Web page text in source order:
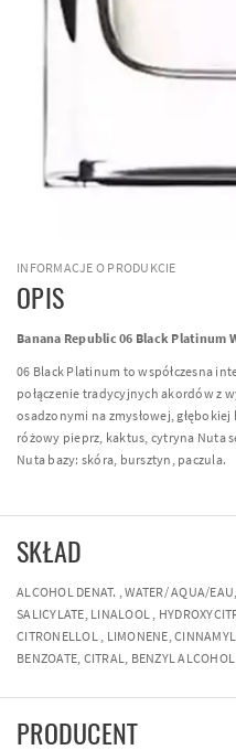
INFORMACJE O PRODUKCIE
OPIS
Banana Republic 06 Black Platinum
06 Black Platinum to współczesna
połączenie tradycyjnych akordów z
osadzonymi na zmysłowej,
różowy pieprz, kaktus, cytryna Nuta
Nuta bazy: skóra, bursztyn, paczula.
SKŁAD
ALCOHOL DENAT. , WATER/ AQUA/
SALICYLATE, LINALOOL ,
CITRONELLOL , LIMONENE,
BENZOATE, CITRAL, BENZYL
PRODUCENT